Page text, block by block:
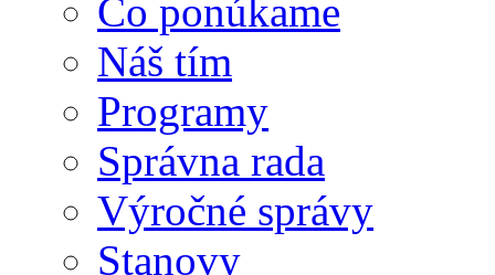
Čo ponúkame
Náš tím
Programy
Správna rada
Výročné správy
Stanovy